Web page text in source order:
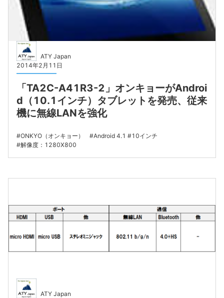
ATY Japan
2014年2月11日
「TA2C-A41R3-2」オンキョーがAndroi
d（10.1インチ）タブレットを発売、従来
機に無線LANを強化
ONKYO（オンキョー） Android 4.1
10インチ
解像度：1280X800
ATY Japan